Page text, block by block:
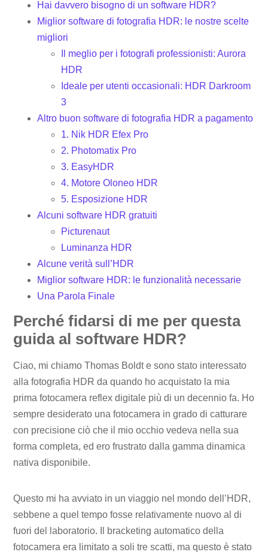
Hai davvero bisogno di un software HDR?
Miglior software di fotografia HDR: le nostre scelte
migliori
Il meglio per i fotografi professionisti: Aurora
HDR
Ideale per utenti occasionali: HDR Darkroom
3
Altro buon software di fotografia HDR a pagamento
1. Nik HDR Efex Pro
2. Photomatix Pro
3. EasyHDR
4. Motore Oloneo HDR
5. Esposizione HDR
Alcuni software HDR gratuiti
Picturenaut
Luminanza HDR
Alcune verità sull’HDR
Miglior software HDR: le funzionalità necessarie
Una Parola Finale
Perché fidarsi di me per questa
guida al software HDR?
Ciao, mi chiamo Thomas Boldt e sono stato interessato
alla fotografia HDR da quando ho acquistato la mia
prima fotocamera reflex digitale più di un decennio fa. Ho
sempre desiderato una fotocamera in grado di catturare
con precisione ciò che il mio occhio vedeva nella sua
forma completa, ed ero frustrato dalla gamma dinamica
nativa disponibile.
Questo mi ha avviato in un viaggio nel mondo dell’HDR,
sebbene a quel tempo fosse relativamente nuovo al di
fuori del laboratorio. Il bracketing automatico della
fotocamera era limitato a soli tre scatti, ma questo è stato